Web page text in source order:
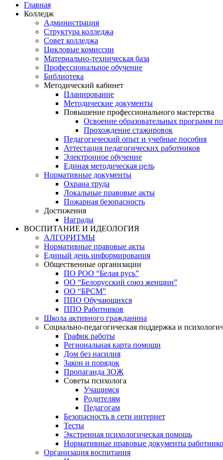
Главная
Колледж
Администрация
Структура колледжа
Совет колледжа
Цикловые комиссии
Материально-техническая база
Профессиональное обучение
Библиотека
Методический кабинет
Планирование
Методические документы
Повышение профессионального мастерства
Освоение образовательных программ
Прохождение стажировок
Педагогический опыт и учебные пособия
Аттестация педагогических работников
Электронное обучение
Единая методическая цель
Нормативные документы
Охрана труда
Локальные правовые акты
Пожарная безопасность
Достижения
Награды
ВОСПИТАНИЕ И ИДЕОЛОГИЯ
АЛГОРИТМЫ
Нормативные правовые акты
Единый день информирования
Общественные организации
ПО РОО “Белая русь”
ОО “Белорусский союз женщин”
ОО “БРСМ”
ППО Обучающихся
ППО Работников
Школа активного гражданина
Социально-педагогическая поддержка и
График работы
Региональная карта помощи
Дом без насилия
Закон и порядок
Пропаганда ЗОЖ
Советы психолога
Учащимся
Родителям
Педагогам
Безопасность в сети интернет
Тесты
Экстренная психологическая помощь
Нормативные правовые документы
Организация воспитания